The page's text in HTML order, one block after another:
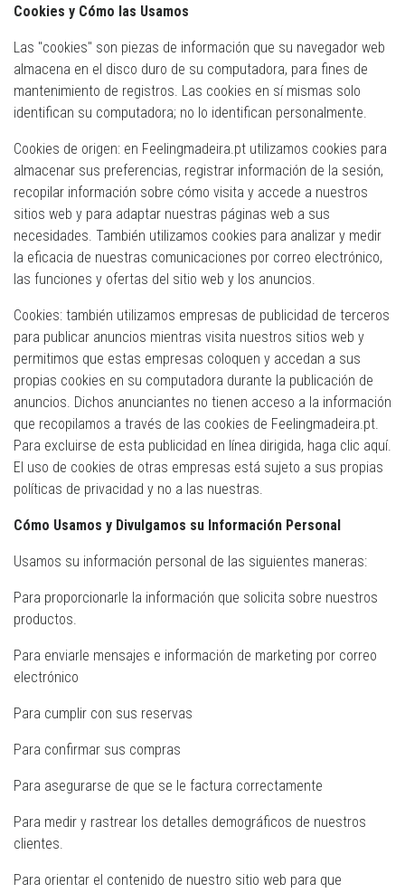
Cookies y Cómo las Usamos
Las "cookies" son piezas de información que su navegador web
almacena en el disco duro de su computadora, para fines de
mantenimiento de registros. Las cookies en sí mismas solo
identifican su computadora; no lo identifican personalmente.
Cookies de origen: en Feelingmadeira.pt utilizamos cookies para
almacenar sus preferencias, registrar información de la sesión,
recopilar información sobre cómo visita y accede a nuestros
sitios web y para adaptar nuestras páginas web a sus
necesidades. También utilizamos cookies para analizar y medir
la eficacia de nuestras comunicaciones por correo electrónico,
las funciones y ofertas del sitio web y los anuncios.
Cookies: también utilizamos empresas de publicidad de terceros
para publicar anuncios mientras visita nuestros sitios web y
permitimos que estas empresas coloquen y accedan a sus
propias cookies en su computadora durante la publicación de
anuncios. Dichos anunciantes no tienen acceso a la información
que recopilamos a través de las cookies de Feelingmadeira.pt.
Para excluirse de esta publicidad en línea dirigida, haga clic aquí.
El uso de cookies de otras empresas está sujeto a sus propias
políticas de privacidad y no a las nuestras.
Cómo Usamos y Divulgamos su Información Personal
Usamos su información personal de las siguientes maneras:
Para proporcionarle la información que solicita sobre nuestros
productos.
Para enviarle mensajes e información de marketing por correo
electrónico
Para cumplir con sus reservas
Para confirmar sus compras
Para asegurarse de que se le factura correctamente
Para medir y rastrear los detalles demográficos de nuestros
clientes.
Para orientar el contenido de nuestro sitio web para que